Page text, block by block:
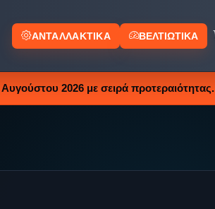
ΑΝΤΑΛΛΑΚΤΙΚΑ ΒΕΛΤΙΩΤΙΚΑ
2026 με σειρά προτεραιότητας.